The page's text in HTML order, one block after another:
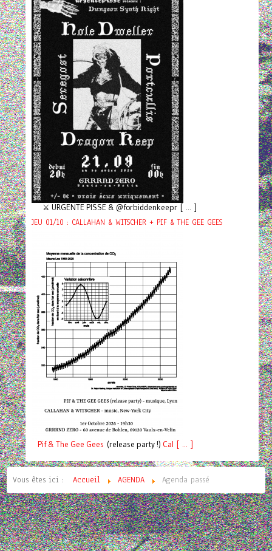
⚔️ URGENTE PISSE & @forbiddenkeepr [ ... ]
JEU 01/10 : CALLAHAN & WITSCHER + PIF & THE GEE GEES
Pif& The Gee Gees (release party !) Cal [ ... ]
Vous êtes ici : Accueil AGENDA Agenda passé